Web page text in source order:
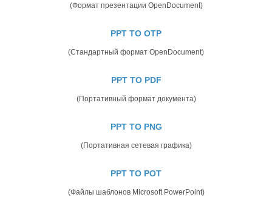
(Формат презентации OpenDocument)
PPT TO OTP
(Стандартный формат OpenDocument)
PPT TO PDF
(Портативный формат документа)
PPT TO PNG
(Портативная сетевая графика)
PPT TO POT
(Файлы шаблонов Microsoft PowerPoint)